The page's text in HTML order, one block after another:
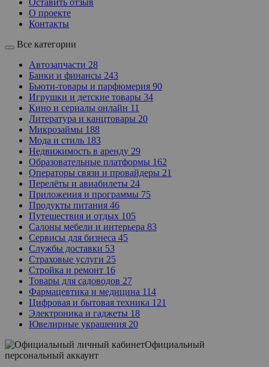
Оставить отзыв
О проекте
Контакты
Все категории
Автозапчасти 28
Банки и финансы 243
Бьюти-товары и парфюмерия 90
Игрушки и детские товары 34
Кино и сериалы онлайн 11
Литература и канцтовары 20
Микрозаймы 188
Мода и стиль 183
Недвижимость в аренду 29
Образовательные платформы 162
Операторы связи и провайдеры 21
Перелёты и авиабилеты 24
Приложения и программы 75
Продукты питания 46
Путешествия и отдых 105
Салоны мебели и интерьера 83
Сервисы для бизнеса 45
Службы доставки 53
Страховые услуги 25
Стройка и ремонт 16
Товары для садоводов 27
Фармацевтика и медицина 114
Цифровая и бытовая техника 121
Электроника и гаджеты 18
Ювелирные украшения 20
Официальный
персональный аккаунт